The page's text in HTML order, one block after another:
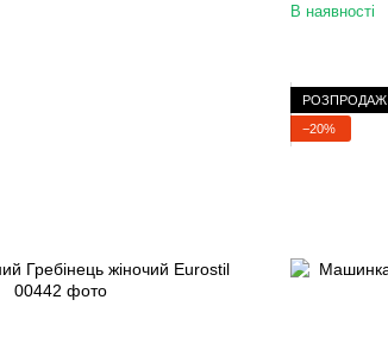
В наявності
РОЗПРОДАЖ
−20%